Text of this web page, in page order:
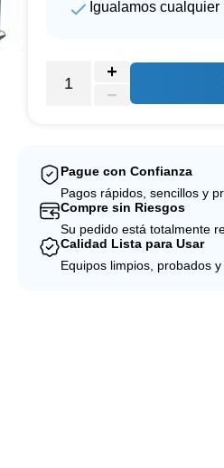
Igualamos cualquier
Pague con Confianza
Pagos rápidos, sencillos y
Compre sin Riesgos
Su pedido está totalmente
Calidad Lista para Usar
Equipos limpios, probados